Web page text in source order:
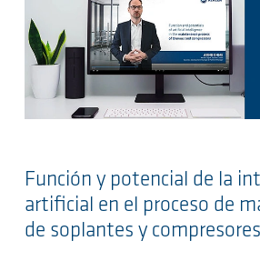
Función y potencial de la
artificial en el proceso de
de soplantes y compresores